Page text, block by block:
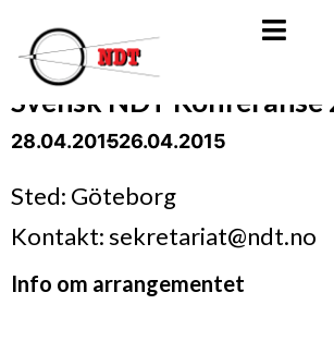
Svensk NDT Konferanse
28.04.2015- 26.04.2015
Sted: Göteborg
Kontakt: sekretariat@ndt.no
Info om arrangementet